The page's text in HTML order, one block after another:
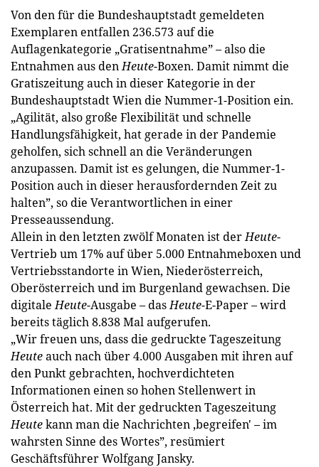
Von den für die Bundeshauptstadt gemeldeten
Exemplaren entfallen 236.573 auf die
Auflagenkategorie „Gratisentnahme” – also die
Entnahmen aus denHeute-Boxen. Damit nimmt die
Gratiszeitung auch in dieser Kategorie in der
Bundeshauptstadt Wien die Nummer-1-Position ein.
„Agilität, also große Flexibilität und schnelle
Handlungsfähigkeit, hat gerade in der Pandemie
geholfen, sich schnell an die Veränderungen
anzupassen. Damit ist es gelungen, die Nummer-1-
Position auch in dieser herausfordernden Zeit zu
halten”, so die Verantwortlichen in einer
Presseaussendung.
Allein in den letzten zwölf Monaten ist derHeute-
Vertrieb um 17% auf über 5.000 Entnahmeboxen und
Vertriebsstandorte in Wien, Niederösterreich,
Oberösterreich und im Burgenland gewachsen. Die
digitaleHeute-Ausgabe – dasHeute-E-Paper – wird
bereits täglich 8.838 Mal aufgerufen.
„Wir freuen uns, dass die gedruckte Tageszeitung
Heuteauch nach über 4.000 Ausgaben mit ihren auf
den Punkt gebrachten, hochverdichteten
Informationen einen so hohen Stellenwert in
Österreich hat. Mit der gedruckten Tageszeitung
Heutekann man die Nachrichten ,begreifen' – im
wahrsten Sinne des Wortes”, resümiert
Geschäftsführer Wolfgang Jansky.